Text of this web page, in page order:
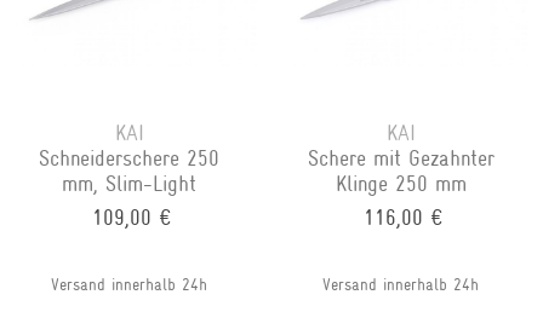
KAI
Schneiderschere 250
mm, Slim-Light
109,00 €
Versand innerhalb 24h
KAI
Schere mit Gezahnter
Klinge 250 mm
116,00 €
Versand innerhalb 24h